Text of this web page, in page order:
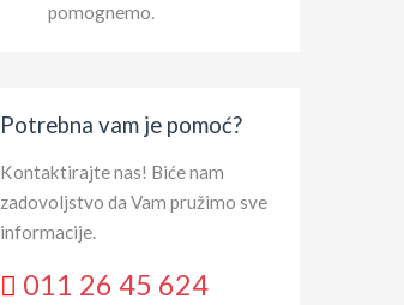
pomognemo.
Potrebna vam je pomoć?
Kontaktirajte nas! Biće nam
zadovoljstvo da Vam pružimo sve
informacije.
011 26 45 624